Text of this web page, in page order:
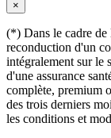
×
(*) Dans le cadre de
reconduction d'un
intégralement sur le
d'une assurance
complète, premium
des trois derniers
les conditions et